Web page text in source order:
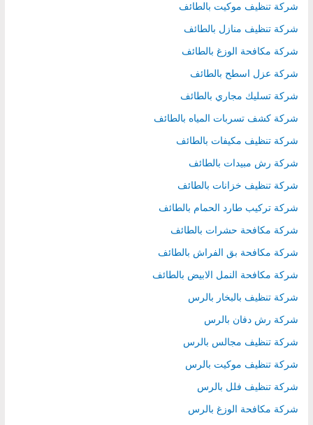
شركة تنظيف موكيت بالطائف
شركة تنظيف منازل بالطائف
شركة مكافحة الوزغ بالطائف
شركة عزل اسطح بالطائف
شركة تسليك مجاري بالطائف
شركة كشف تسربات المياه بالطائف
شركة تنظيف مكيفات بالطائف
شركة رش مبيدات بالطائف
شركة تنظيف خزانات بالطائف
شركة تركيب طارد الحمام بالطائف
شركة مكافحة حشرات بالطائف
شركة مكافحة بق الفراش بالطائف
شركة مكافحة النمل الابيض بالطائف
شركة تنظيف بالبخار بالرس
شركة رش دفان بالرس
شركة تنظيف مجالس بالرس
شركة تنظيف موكيت بالرس
شركة تنظيف فلل بالرس
شركة مكافحة الوزغ بالرس